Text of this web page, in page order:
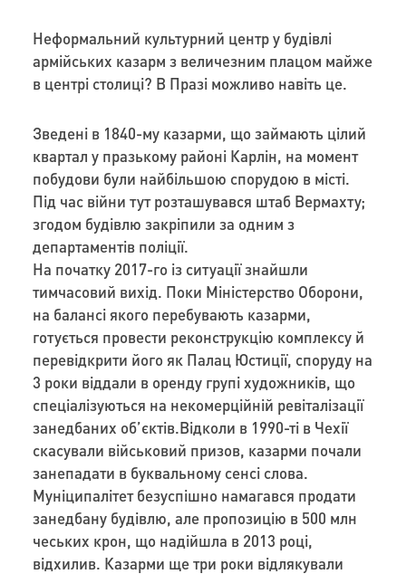
Неформальний культурний центр у будівлі
армійських казарм з величезним плацом майже
в центрі столиці? В Празі можливо навіть це.
Зведені в 1840-му казарми, що займають цілий
квартал у празькому районі Карлін, на момент
побудови були найбільшою спорудою в місті.
Під час війни тут розташувався штаб Вермахту;
згодом будівлю закріпили за одним з
департаментів поліції.
На початку 2017-го із ситуації знайшли
тимчасовий вихід. Поки Міністерство Оборони,
на балансі якого перебувають казарми,
готується провести реконструкцію комплексу й
перевідкрити його як Палац Юстиції, споруду на
3 роки віддали в оренду групі художників, що
спеціалізуються на некомерційній ревіталізації
занедбаних об’єктів.Відколи в 1990-ті в Чехії
скасували військовий призов, казарми почали
занепадати в буквальному сенсі слова.
Муніципалітет безуспішно намагався продати
занедбану будівлю, але пропозицію в 500 млн
чеських крон, що надійшла в 2013 році,
відхилив. Казарми ще три роки відлякували